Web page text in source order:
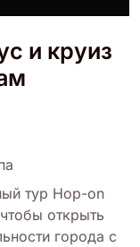
и круиз
тур Hop-on
открыть
города с